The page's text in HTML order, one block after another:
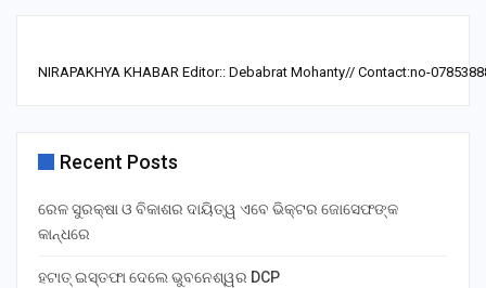
NIRAPAKHYA KHABAR Editor:: Debabrat Mohanty// Contact:no-
Recent Posts
ରେଳ ସୁରକ୍ଷା ଓ ବିକାଶର ଦାୟିତ୍ୱ ଏବେ ଭିକ୍ଟର ଜୋସେଫଙ୍କ
କାନ୍ଧରେ
ହଟାତ୍ ଇସ୍ତଫା ଦେଲେ ଭୁବନେଶ୍ୱର DCP